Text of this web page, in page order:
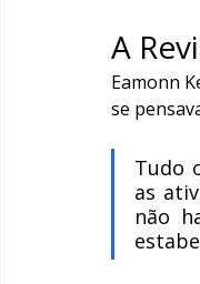
A
Eamonn
se
Tudo
as
não